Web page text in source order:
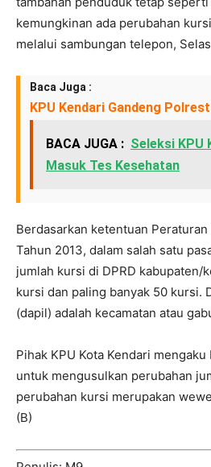
kemungkinan ada perubahan
melalui sambungan telepon,
Baca Juga :
KPU Kendari Gandeng
BACA JUGA : Seleksi KPU
Masuk Tes Kesehatan
Berdasarkan ketentuan Peraturan
Tahun 2013, dalam salah satu
jumlah kursi di DPRD kabupaten/
kursi dan paling banyak 50 kursi.
(dapil) adalah kecamatan atau
Pihak KPU Kota Kendari
untuk mengusulkan perubahan
perubahan kursi merupakan
(B)